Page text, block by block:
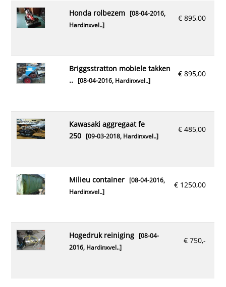
€ 895,00
honda rolbezem[08-04-2016,
Hardinxvel..]
€ 895,00
briggsstratton mobiele takken
..[08-04-2016, Hardinxvel..]
€ 485,00
kawasaki aggregaat fe
250[09-03-2018, Hardinxvel..]
€ 1250,00
milieu container[08-04-2016,
Hardinxvel..]
€ 750,-
hogedruk reiniging[08-04-
2016, Hardinxvel..]